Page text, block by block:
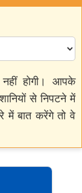
होगी। आपके
से निपटने में
बात करेंगे तो वे